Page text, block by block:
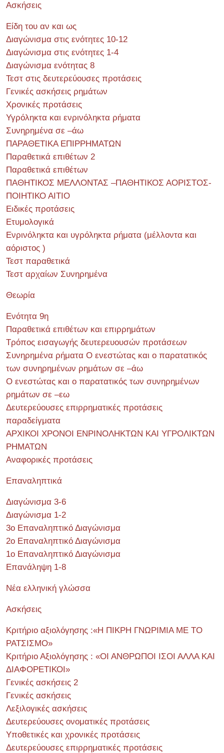
Ασκήσεις
Είδη του αν και ως
Διαγώνισμα στις ενότητες 10-12
Διαγώνισμα στις ενότητες 1-4
Διαγώνισμα ενότητας 8
Τεστ στις δευτερεύουσες προτάσεις
Γενικές ασκήσεις ρημάτων
Χρονικές προτάσεις
Υγρόληκτα και ενρινόληκτα ρήματα
Συνηρημένα σε –άω
ΠΑΡΑΘΕΤΙΚΑ ΕΠΙΡΡΗΜΑΤΩΝ
Παραθετικά επιθέτων 2
Παραθετικά επιθέτων
ΠΑΘΗΤΙΚΟΣ ΜΕΛΛΟΝΤΑΣ –ΠΑΘΗΤΙΚΟΣ ΑΟΡΙΣΤΟΣ-
ΠΟΙΗΤΙΚΟ ΑΙΤΙΟ
Ειδικές προτάσεις
Ετυμολογικά
Ενρινόληκτα και υγρόληκτα ρήματα (μέλλοντα και
αόριστος )
Τεστ παραθετικά
Τεστ αρχαίων Συνηρημένα
Θεωρία
Ενότητα 9η
Παραθετικά επιθέτων και επιρρημάτων
Τρόπος εισαγωγής δευτερευουσών προτάσεων
Συνηρημένα ρήματα Ο ενεστώτας και ο παρατατικός
των συνηρημένων ρημάτων σε –άω
Ο ενεστώτας και ο παρατατικός των συνηρημένων
ρημάτων σε –εω
Δευτερεύουσες επιρρηματικές προτάσεις
παραδείγματα
ΑΡΧΙΚΟΙ ΧΡΟΝΟΙ ΕΝΡΙΝΟΛΗΚΤΩΝ ΚΑΙ ΥΓΡΟΛΙΚΤΩΝ
ΡΗΜΑΤΩΝ
Αναφορικές προτάσεις
Επαναληπτικά
Διαγώνισμα 3-6
Διαγώνισμα 1-2
3ο Επαναληπτικό Διαγώνισμα
2ο Επαναληπτικό Διαγώνισμα
1ο Επαναληπτικό Διαγώνισμα
Επανάληψη 1-8
Νέα ελληνική γλώσσα
Ασκήσεις
Κριτήριο αξιολόγησης :«Η ΠΙΚΡΗ ΓΝΩΡΙΜΙΑ ΜΕ ΤΟ
ΡΑΤΣΙΣΜΟ»
Κριτήριο Αξιολόγησης : «ΟΙ ΑΝΘΡΩΠΟΙ ΙΣΟΙ ΑΛΛΑ ΚΑΙ
ΔΙΑΦΟΡΕΤΙΚΟΙ»
Γενικές ασκήσεις 2
Γενικές ασκήσεις
Λεξιλογικές ασκήσεις
Δευτερεύουσες ονοματικές προτάσεις
Υποθετικές και χρονικές προτάσεις
Δευτερεύουσες επιρρηματικές προτάσεις